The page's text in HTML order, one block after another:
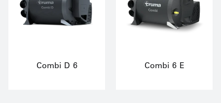
Combi D 6 Combi 6 E